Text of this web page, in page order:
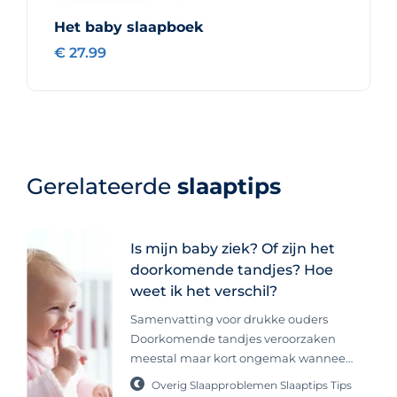
Het baby slaapboek
€ 27.99
Gerelateerde slaaptips
Is mijn baby ziek? Of zijn het
doorkomende tandjes? Hoe
weet ik het verschil?
Samenvatting voor drukke ouders
Doorkomende tandjes veroorzaken
meestal maar kort ongemak wanneer
een tand echt door het tandvlees
Overig Slaapproblemen Slaaptips Tips